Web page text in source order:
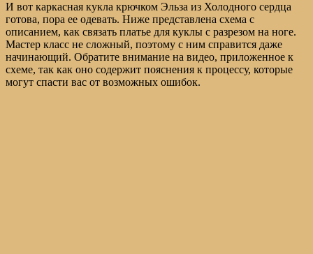
И вот каркасная кукла крючком Эльза из Холодного сердца
готова, пора ее одевать. Ниже представлена схема с
описанием, как связать платье для куклы с разрезом на ноге.
Мастер класс не сложный, поэтому с ним справится даже
начинающий. Обратите внимание на видео, приложенное к
схеме, так как оно содержит пояснения к процессу, которые
могут спасти вас от возможных ошибок.